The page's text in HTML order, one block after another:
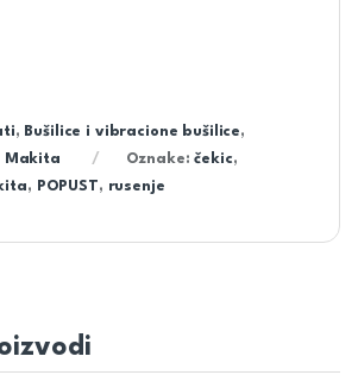
, Bušilice i vibracione bušilice,
Makita Oznake:čekic,
, POPUST, rusenje